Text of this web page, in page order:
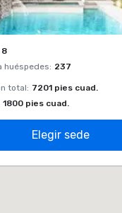
8
huéspedes: 237
total: 7201 pies cuad.
1800 pies cuad.
Elegir sede